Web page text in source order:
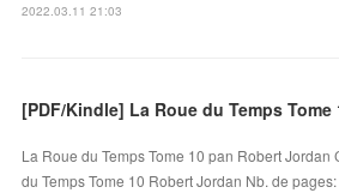
2022.03.11 21:03
[PDF/Kindle] La Roue du Temps
La Roue du Temps Tome 10 pan Robert Jordan
du Temps Tome 10 Robert Jordan Nb. de